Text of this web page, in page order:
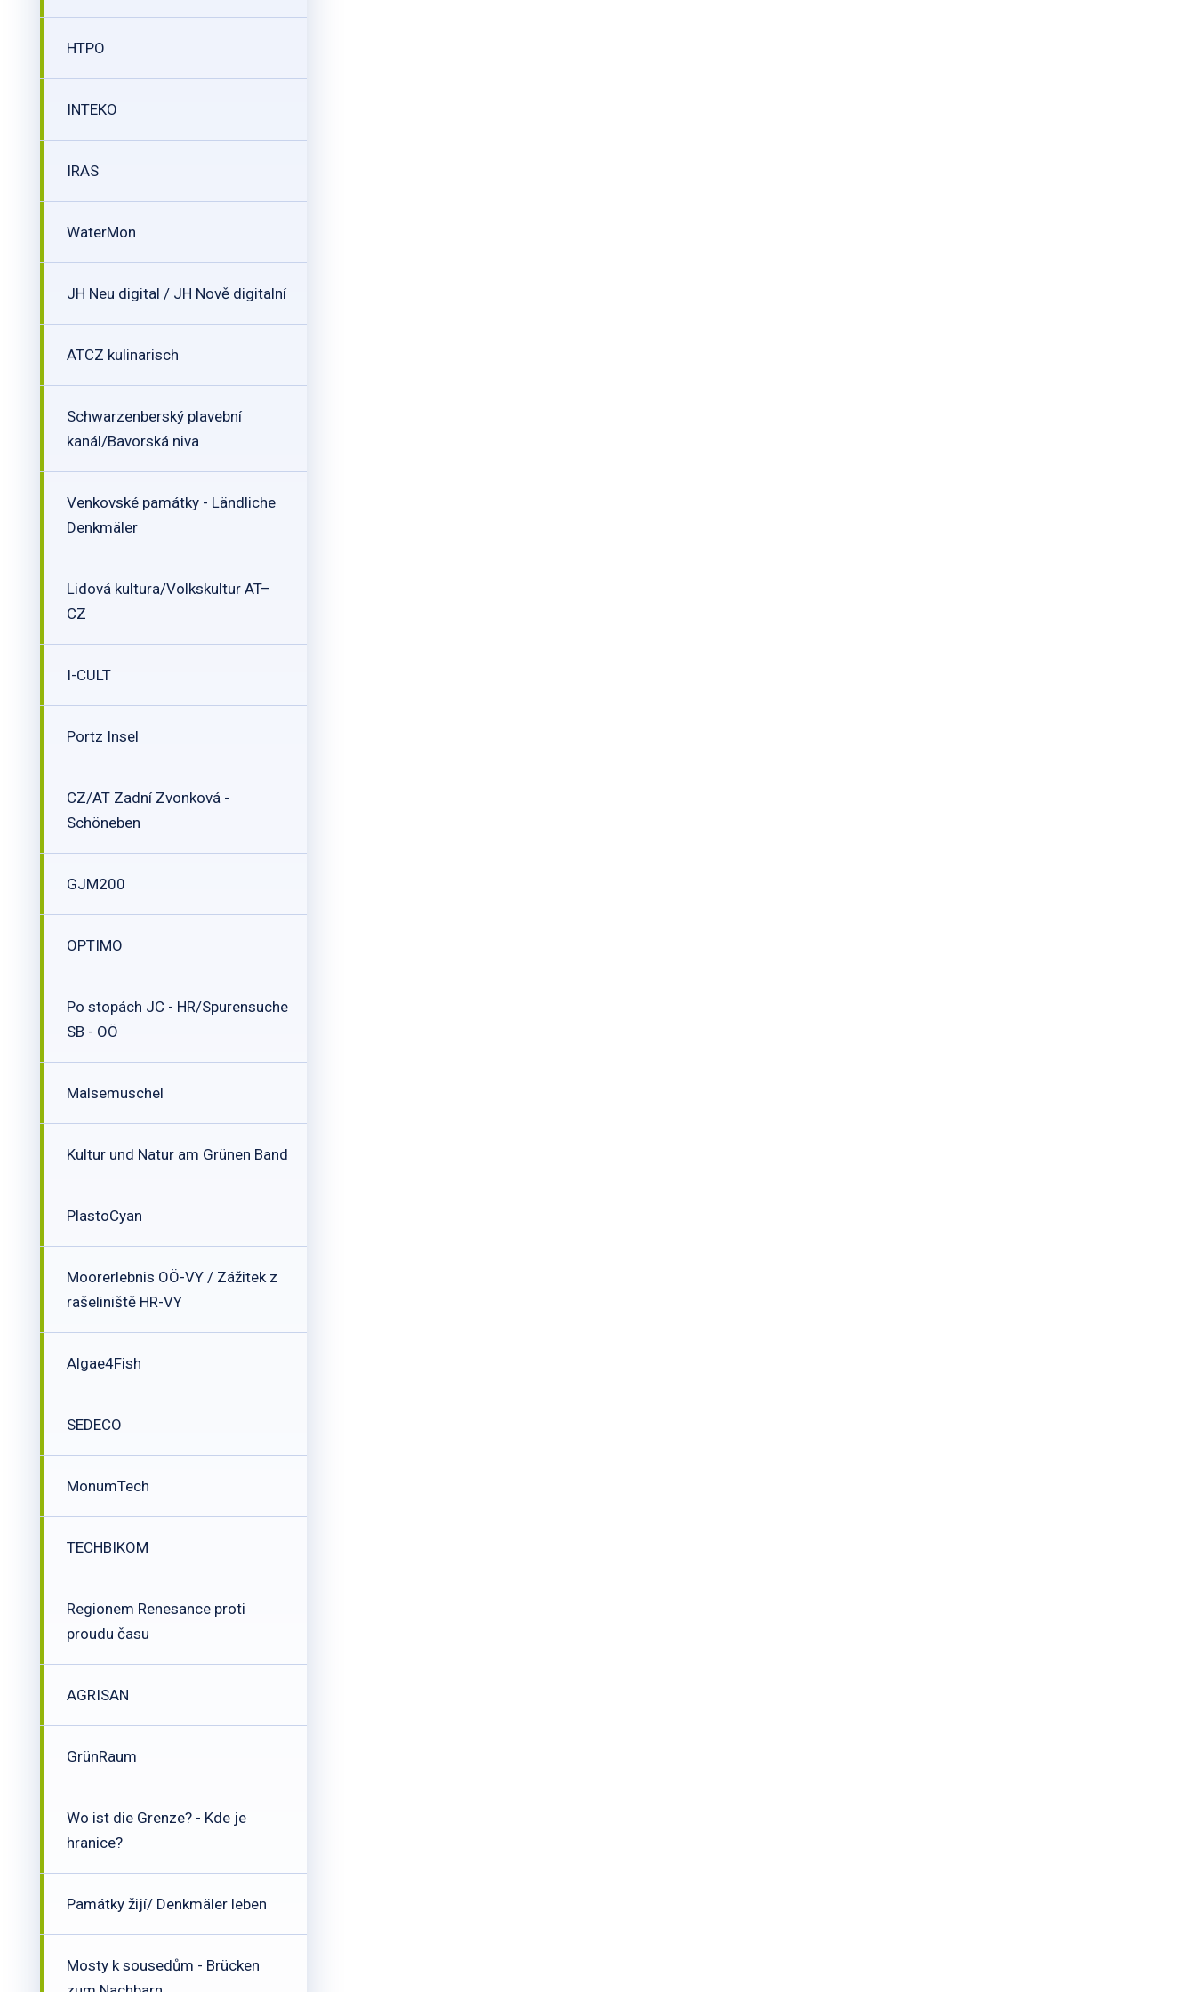
HTPO
INTEKO
IRAS
WaterMon
JH Neu digital / JH Nově digitalní
ATCZ kulinarisch
Schwarzenberský plavební
kanál/Bavorská niva
Venkovské památky - Ländliche
Denkmäler
Lidová kultura/Volkskultur AT–
CZ
I-CULT
Portz Insel
CZ/AT Zadní Zvonková -
Schöneben
GJM200
OPTIMO
Po stopách JC - HR/Spurensuche
SB - OÖ
Malsemuschel
Kultur und Natur am Grünen Band
PlastoCyan
Moorerlebnis OÖ-VY / Zážitek z
rašeliniště HR-VY
Algae4Fish
SEDECO
MonumTech
TECHBIKOM
Regionem Renesance proti
proudu času
AGRISAN
GrünRaum
Wo ist die Grenze? - Kde je
hranice?
Památky žijí/ Denkmäler leben
Mosty k sousedům - Brücken